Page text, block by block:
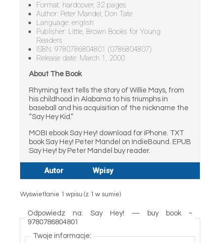
Format: hardcover, 32 pages
Author: Peter Mandel, Don Tate
Language: english
Publisher: Little, Brown Books for Young
Readers
ISBN: 9780786804801 (0786804807)
Release date: March 1, 2000
About The Book
Rhyming text tells the story of Willie Mays, from
his childhood in Alabama to his triumphs in
baseball and his acquisition of the nickname the
“Say Hey Kid.”
MOBI ebook Say Hey! download for iPhone. TXT
book Say Hey! Peter Mandel on IndieBound. EPUB
Say Hey! by Peter Mandel buy reader.
Autor Wpisy
Wyświetlanie 1 wpisu (z 1 w sumie)
Odpowiedz na: Say Hey! — buy book ~
9780786804801
Twoje informacje: